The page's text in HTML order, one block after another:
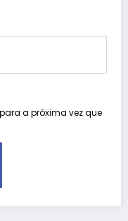
a próxima vez que